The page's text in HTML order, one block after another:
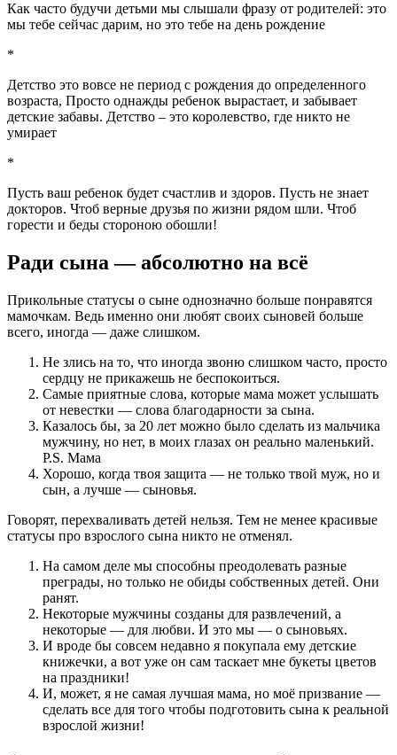
Как часто будучи детьми мы слышали фразу от родителей: это
мы тебе сейчас дарим, но это тебе на день рождение
*
Детство это вовсе не период с рождения до определенного
возраста, Просто однажды ребенок вырастает, и забывает
детские забавы. Детство – это королевство, где никто не
умирает
*
Пусть ваш ребенок будет счастлив и здоров. Пусть не знает
докторов. Чтоб верные друзья по жизни рядом шли. Чтоб
горести и беды стороною обошли!
Ради сына — абсолютно на всё
Прикольные статусы о сыне однозначно больше понравятся
мамочкам. Ведь именно они любят своих сыновей больше
всего, иногда — даже слишком.
Не злись на то, что иногда звоню слишком часто, просто
сердцу не прикажешь не беспокоиться.
Самые приятные слова, которые мама может услышать
от невестки — слова благодарности за сына.
Казалось бы, за 20 лет можно было сделать из мальчика
мужчину, но нет, в моих глазах он реально маленький.
P.S. Мама
Хорошо, когда твоя защита — не только твой муж, но и
сын, а лучше — сыновья.
Говорят, перехваливать детей нельзя. Тем не менее красивые
статусы про взрослого сына никто не отменял.
На самом деле мы способны преодолевать разные
преграды, но только не обиды собственных детей. Они
ранят.
Некоторые мужчины созданы для развлечений, а
некоторые — для любви. И это мы — о сыновьях.
И вроде бы совсем недавно я покупала ему детские
книжечки, а вот уже он сам таскает мне букеты цветов
на праздники!
И, может, я не самая лучшая мама, но моё призвание —
сделать все для того чтобы подготовить сына к реальной
взрослой жизни!